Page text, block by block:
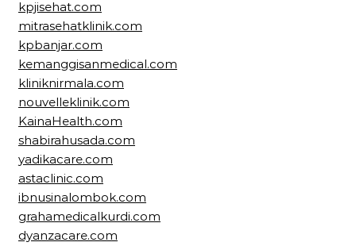
kpjisehat.com
mitrasehatklinik.com
kpbanjar.com
kemanggisanmedical.com
kliniknirmala.com
nouvelleklinik.com
KainaHealth.com
shabirahusada.com
yadikacare.com
astaclinic.com
ibnusinalombok.com
grahamedicalkurdi.com
dyanzacare.com